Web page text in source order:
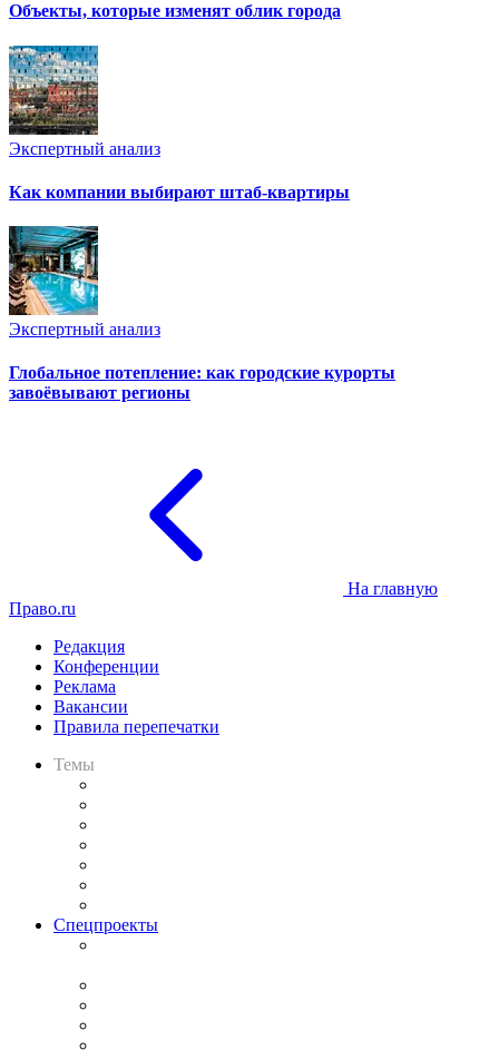
Объекты, которые изменят облик города
Экспертный анализ
Как компании выбирают штаб-квартиры
Экспертный анализ
Глобальное потепление: как городские курорты
завоёвывают регионы
На главную
Право.ru
Редакция
Конференции
Реклама
Вакансии
Правила перепечатки
Темы
Спецпроекты